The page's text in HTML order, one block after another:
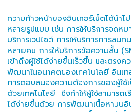
ความก้าวหน้าของอินเทอร์เน็ตได้นำไ
หลายรูปแบบ เช่น การให้บริการจดห
บริการเวปไซต์ การให้บริการการสน
หลายคน การให้บริการข้อความสั้น
เข้าถึงผู้ใช้ได้ง่ายขึ้นเร็วขึ้น และตรง
พัฒนาในอนาคตของเทคโนโลยี อินเท
การตอบสนองความต้องการของผู้ใช้
ด้วยเทคโนโลยี ซึ่งทำให้ผู้ใช้สามารถ
ได้ง่ายขึ้นด้วย การพัฒนาเนื้อหาบนอิ